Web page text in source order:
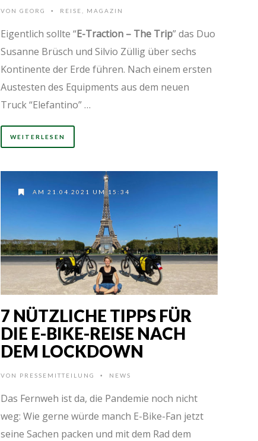
VON GEORG • REISE MAGAZIN
Eigentlich sollte “E-Traction – The Trip” das Duo
Susanne Brüsch und Silvio Züllig über sechs
Kontinente der Erde führen. Nach einem ersten
Austesten des Equipments aus dem neuen
Truck “Elefantino” …
WEITERLESEN
AM 21.04.2021 UM 15:34
7 NÜTZLICHE TIPPS FÜR
DIE E-BIKE-REISE NACH
DEM LOCKDOWN
VON PRESSEMITTEILUNG • NEWS
Das Fernweh ist da, die Pandemie noch nicht
weg: Wie gerne würde manch E-Bike-Fan jetzt
seine Sachen packen und mit dem Rad dem